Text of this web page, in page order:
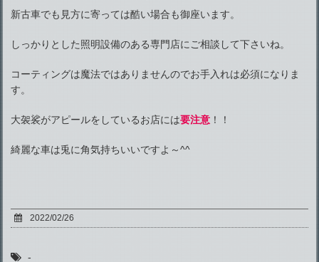
新古車でも見方に寄っては酷い場合も御座います。
しっかりとした照明設備のある専門店にご相談して下さいね。
コーティングは魔法ではありませんのでお手入れは必須になりま
す。
大袈裟がアピールをしているお店には要注意！！
綺麗な車は兎に角気持ちいいですよ～^^
2022/02/26
-